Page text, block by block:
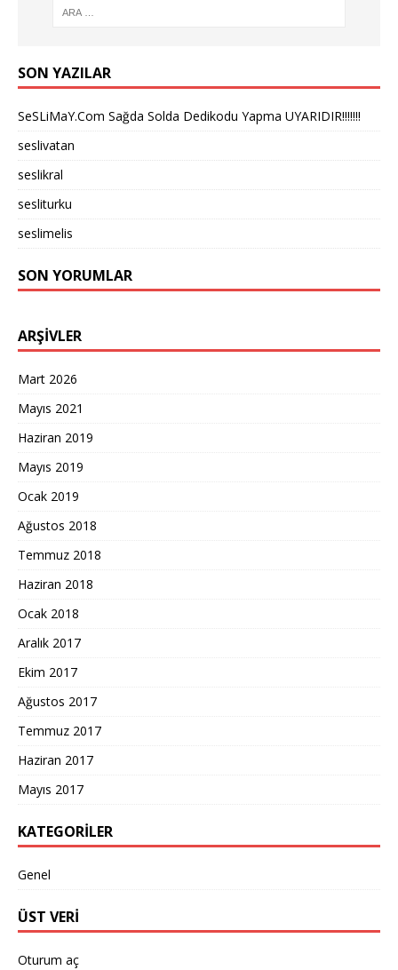
SON YAZILAR
SeSLiMaY.Com Sağda Solda Dedikodu Yapma UYARIDIR!!!!!!!
seslivatan
seslikral
sesliturku
seslimelis
SON YORUMLAR
ARŞIVLER
Mart 2026
Mayıs 2021
Haziran 2019
Mayıs 2019
Ocak 2019
Ağustos 2018
Temmuz 2018
Haziran 2018
Ocak 2018
Aralık 2017
Ekim 2017
Ağustos 2017
Temmuz 2017
Haziran 2017
Mayıs 2017
KATEGORILER
Genel
ÜST VERI
Oturum aç